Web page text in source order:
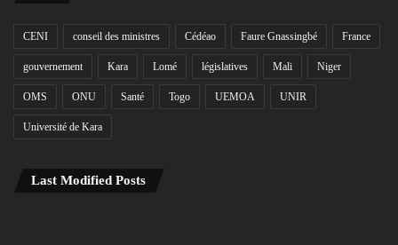
CENI conseil des ministres Cédéao Faure Gnassingbé France
gouvernement Kara Lomé législatives Mali Niger
OMS ONU Santé Togo UEMOA UNIR
Université de Kara
Last Modified Posts